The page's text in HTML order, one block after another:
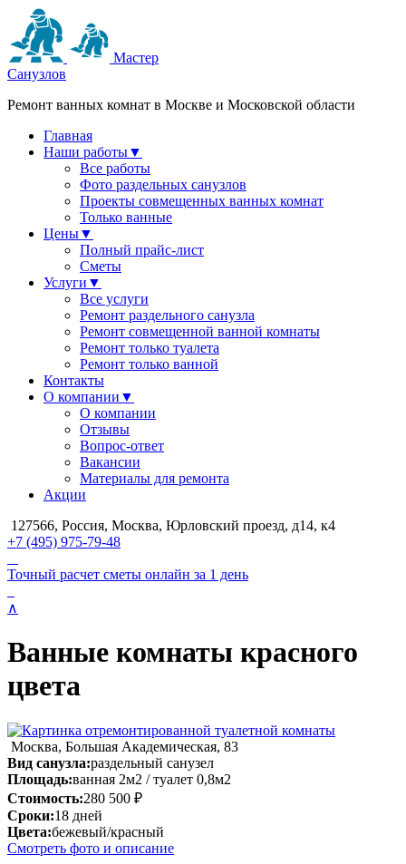
Мастер
Санузлов
Ремонт ванных комнат в Москве и Московской области
Главная
Наши работы▼
Все работы
Фото раздельных санузлов
Проекты совмещенных ванных комнат
Только ванные
Цены▼
Полный прайс-лист
Сметы
Услуги ▼
Все услуги
Ремонт раздельного санузла
Ремонт совмещенной ванной комнаты
Ремонт только туалета
Ремонт только ванной
Контакты
О компании ▼
О компании
Отзывы
Вопрос-ответ
Вакансии
Материалы для ремонта
Акции
127566, Россия, Москва, Юрловский проезд, д14, к4
+7 (495) 975-79-48
Точный расчет сметы онлайн за 1 день
∧
Ванные комнаты красного
цвета
Москва, Большая Академическая, 83
Вид санузла:раздельный санузел
Площадь:ванная 2м2 / туалет 0,8м2
Стоимость:280 500 ₽
Сроки:18 дней
Цвета:бежевый/красный
Смотреть фото и описание